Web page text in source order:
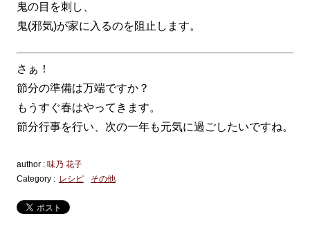
鬼の目を刺し、
鬼(邪気)が家に入るのを阻止します。
さぁ！
節分の準備は万端ですか？
もうすぐ春はやってきます。
節分行事を行い、次の一年も元気に過ごしたいですね。
author : 味乃 花子
Category : レシピ その他